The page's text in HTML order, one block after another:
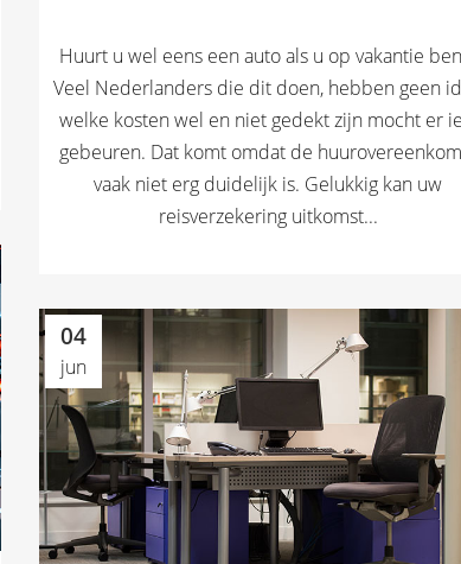
Huurt u wel eens een auto als u op vakantie
Veel Nederlanders die dit doen, hebben geen
welke kosten wel en niet gedekt zijn mocht er
gebeuren. Dat komt omdat de
vaak niet erg duidelijk is. Gelukkig kan uw
reisverzekering uitkomst...
04
jun